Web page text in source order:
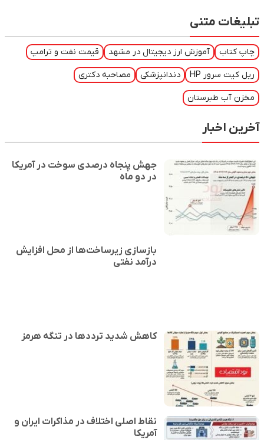
تبلیغات متنی
چاپ کتاب آموزش ارز دیجیتال در مشهد قیمت نفت و ترامپ
ریل کیت سرور HP دندانپزشکی مصاحبه دکتری
مخزن آب طبرستان
آخرین اخبار
جهش پنجاه درصدی سوخت در آمریکا
در دو ماه
بازسازی زیرساخت‌ها از محل افزایش
درآمد نفتی
کاهش شدید ترددها در تنگه هرمز
نقاط اصلی اختلاف در مذاکرات ایران و
آمریکا